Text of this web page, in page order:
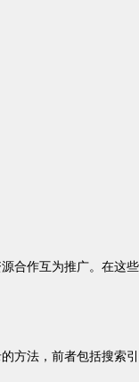
合作互为推广。在这些
方法，前者包括搜索引